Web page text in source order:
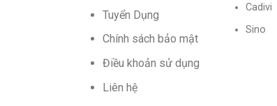
Tuyển Dụng
Chính sách bảo mật
Điều khoản sử dụng
Liên hệ
Cadivi
Sino